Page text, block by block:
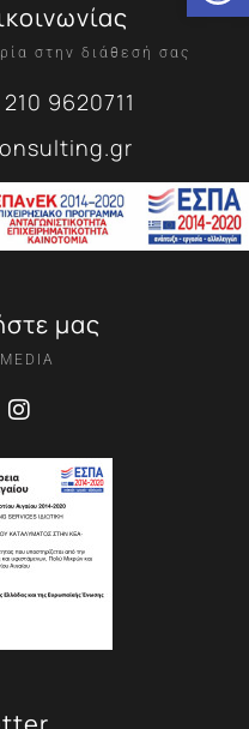
στην διάθεσή σας
9620711
μας